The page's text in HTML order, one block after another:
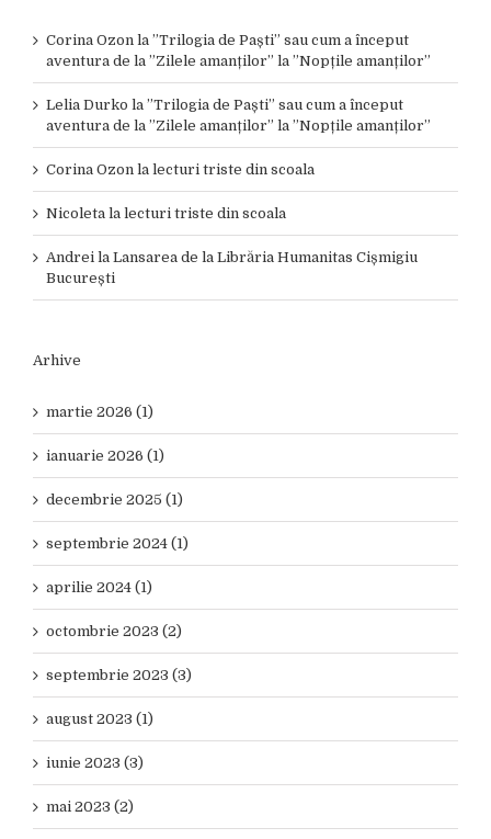
Corina Ozon la ”Trilogia de Paști” sau cum a început
aventura de la ”Zilele amanților” la ”Nopțile amanților”
Lelia Durko la ”Trilogia de Paști” sau cum a început
aventura de la ”Zilele amanților” la ”Nopțile amanților”
Corina Ozon la lecturi triste din scoala
Nicoleta la lecturi triste din scoala
Andrei la Lansarea de la Librăria Humanitas Cișmigiu
București
Arhive
martie 2026 (1)
ianuarie 2026 (1)
decembrie 2025 (1)
septembrie 2024 (1)
aprilie 2024 (1)
octombrie 2023 (2)
septembrie 2023 (3)
august 2023 (1)
iunie 2023 (3)
mai 2023 (2)